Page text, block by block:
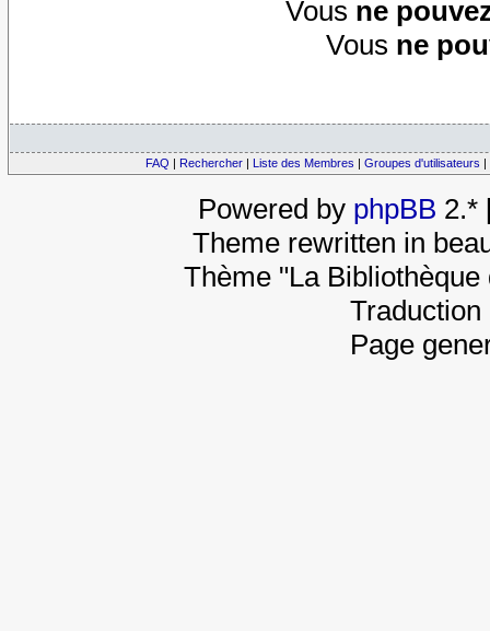
Vous ne
Vous ne
FAQ | Rechercher | Liste des Membres | Groupes d'utilisateurs |
Powered by phpBB 2.*
Theme rewritten in
Thème "La
Page